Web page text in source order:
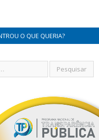
O QUE QUERIA?